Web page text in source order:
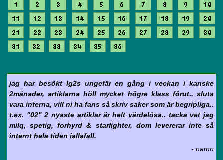
1 2 3 4 5 6 7 8 9
10
11
12 13 14 15 16 17 18 19
20
21
22 23 24 25 26 27 28 29
30
31
32 33 34 35 36
jag har besökt lg2s ungefär en gång i veckan i kanske
2månader, artiklarna höll mycket högre klass förut.. sluta
vara interna, vill ni ha fans så skriv saker som är begripliga..
t.ex. "02" 2 nyaste artiklar är helt värdelösa.. tacka vet jag
milq, spetig, forhyrd & starfighter, dom levererar inte så
internt hela tiden iallafall.
- namn